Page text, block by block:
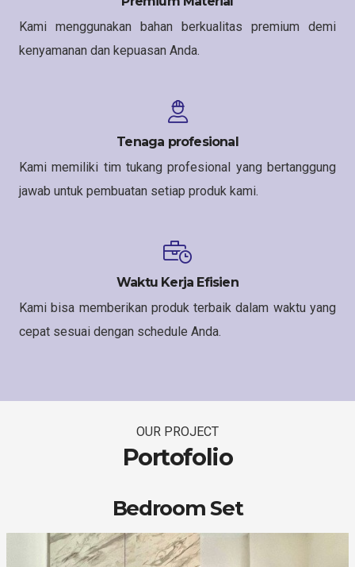
Kami menggunakan bahan berkualitas premium demi
kenyamanan dan kepuasan Anda.
Tenaga profesional
Kami memiliki tim tukang profesional yang bertanggung
jawab untuk pembuatan setiap produk kami.
Waktu Kerja Efisien
Kami bisa memberikan produk terbaik dalam waktu yang
cepat sesuai dengan schedule Anda.
OUR PROJECT
Portofolio
Bedroom Set